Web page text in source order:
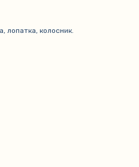
лопатка, колосник.